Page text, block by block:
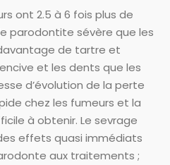
ont 2.5 à 6 fois plus de
parodontite sévère que les
de tartre et
et les dents que les
d’évolution de la perte
chez les fumeurs et la
à obtenir. Le sevrage
effets quasi immédiats
aux traitements ;